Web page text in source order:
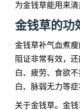
为金钱草能用来
金钱草的功
金钱草补气血煮
阻证非常有效，
白、疲劳、食欲
白、脉弱无力等症
关于金钱草。金